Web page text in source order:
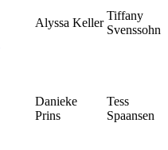
Alyssa Keller
Tiffany
Svenssohn
Danieke
Prins
Tess
Spaansen